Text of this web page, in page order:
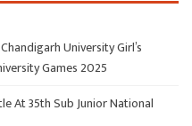
University Girl’s
Games 2025
At 35th Sub Junior National